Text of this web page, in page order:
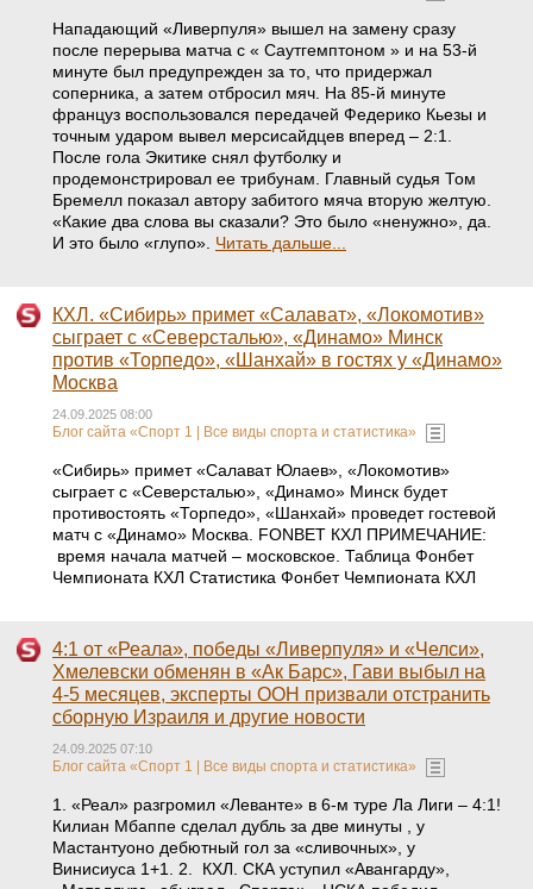
Нападающий «Ливерпуля» вышел на замену сразу
после перерыва матча с « Саутгемптоном » и на 53-й
минуте был предупрежден за то, что придержал
соперника, а затем отбросил мяч. На 85-й минуте
француз воспользовался передачей Федерико Кьезы и
точным ударом вывел мерсисайдцев вперед – 2:1.
После гола Экитике снял футболку и
продемонстрировал ее трибунам. Главный судья Том
Бремелл показал автору забитого мяча вторую желтую.
«Какие два слова вы сказали? Это было «ненужно», да.
И это было «глупо». Читать дальше...
КХЛ. «Сибирь» примет «Салават», «Локомотив»
сыграет с «Северсталью», «Динамо» Минск
против «Торпедо», «Шанхай» в гостях у «Динамо»
Москва
24.09.2025 08:00
Блог сайта «Спорт 1 | Все виды спорта и статистика»
«Сибирь» примет «Салават Юлаев», «Локомотив»
сыграет с «Северсталью», «Динамо» Минск будет
противостоять «Торпедо», «Шанхай» проведет гостевой
матч с «Динамо» Москва. FONBET КХЛ ПРИМЕЧАНИЕ:
время начала матчей – московское. Таблица Фонбет
Чемпионата КХЛ Статистика Фонбет Чемпионата КХЛ
4:1 от «Реала», победы «Ливерпуля» и «Челси»,
Хмелевски обменян в «Ак Барс», Гави выбыл на
4-5 месяцев, эксперты ООН призвали отстранить
сборную Израиля и другие новости
24.09.2025 07:10
Блог сайта «Спорт 1 | Все виды спорта и статистика»
1. «Реал» разгромил «Леванте» в 6-м туре Ла Лиги – 4:1!
Килиан Мбаппе сделал дубль за две минуты , у
Мастантуоно дебютный гол за «сливочных», у
Винисиуса 1+1. 2. КХЛ. СКА уступил «Авангарду»,